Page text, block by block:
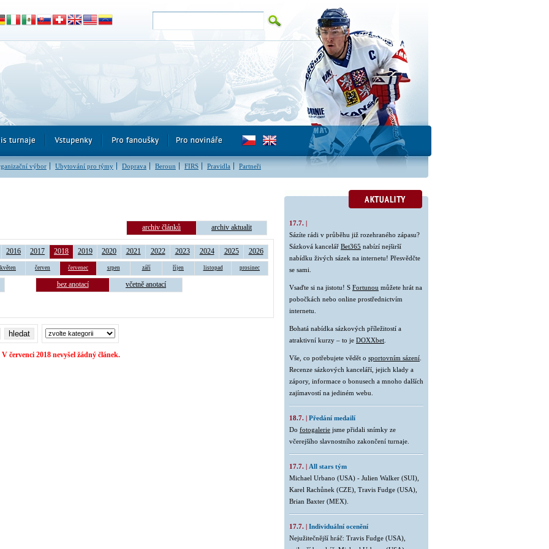
výbor Ubytování pro týmy Doprava Beroun FIRS Pravidla Partneři
archiv článků archiv aktualit
2016 2017 2018 2019 2020 2021 2022 2023 2024 2025 2026
květen červen červenec srpen září říjen listopad prosinec
bez anotací včetně anotací
V červenci 2018 nevyšel žádný článek.
17.7. |
Sázíte rádi v průběhu již rozehraného zápasu?
Sázková kancelář Bet365 nabízí nejširší
nabídku živých sázek na internetu! Přesvědčte
se sami.
Vsaďte si na jistotu! S Fortunou můžete hrát na
pobočkách nebo online prostřednictvím
internetu.
Bohatá nabídka sázkových příležitostí a
atraktivní kurzy – to je DOXXbet
Vše, co potřebujete vědět o sportovním sázení
Recenze sázkových kanceláří, jejich klady a
zápory, informace o bonusech a mnoho dalších
zajímavostí na jediném webu.
18.7. | Předání medailí
Do fotogalerie jsme přidali snímky ze
včerejšího slavnostního zakončení turnaje.
17.7. | All stars tým
Michael Urbano (USA) - Julien Walker (SUI),
Karel Rachůnek (CZE), Travis Fudge (USA),
Brian Baxter (MEX).
17.7. | Individuální ocenění
Nejužitečnější hráč: Travis Fudge (USA),